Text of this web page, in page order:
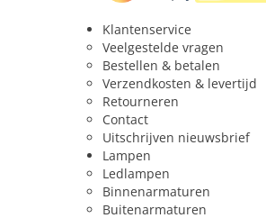
Geschikt voor constante
Klantenservice
Veelgestelde vragen
Bestellen & betalen
Verzendkosten & levertijd
Retourneren
Contact
Uitschrijven nieuwsbrief
Lampen
Ledlampen
Binnenarmaturen
Buitenarmaturen